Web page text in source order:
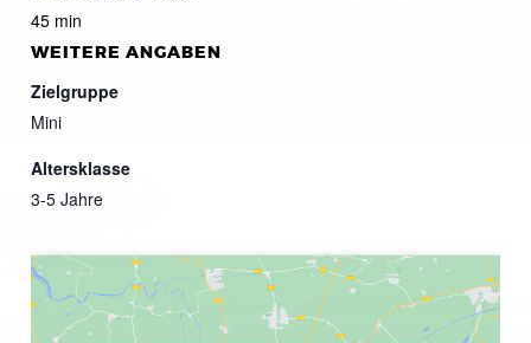
45 min
WEITERE ANGABEN
Zielgruppe
Mini
Altersklasse
3-5 Jahre